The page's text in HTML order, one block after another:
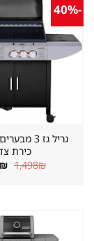
כירת צד
1,498₪
₪